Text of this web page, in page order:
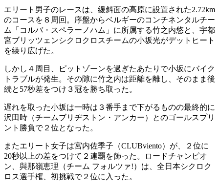
エリート男子のレースは、緩斜面の高原に設置された2.72km
のコースを８周回。序盤からベルギーのコンチネンタルチー
ム「コルバ・スペラーノハム」に所属する竹之内悠と、宇都
宮ブリッツェンシクロクロスチームの小坂光がデットヒート
を繰り広げた。
しかし４周目、ピットゾーンを過ぎたあたりで小坂にバイク
トラブルが発生。その隙に竹之内は距離を離し、そのまま後
続と57秒差をつけ３冠を勝ち取った。
遅れを取った小坂は一時は３番手まで下がるものの最終的に
沢田時（チームブリヂストン・アンカー）とのゴールスプリ
ント勝負で２位となった。
またエリート女子は宮内佐季子（CLUBviento）が、２位に
20秒以上の差をつけて２連覇を飾った。ロードチャンピオ
ン、與那嶺恵理（チーム フォルツァ!）は、全日本シクロク
ロス選手権、初挑戦で２位に入った。